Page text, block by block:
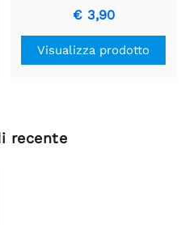
ON-ON
€ 3,90
Visualizza prodotto
recente